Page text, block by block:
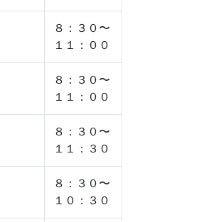
８：３０〜
１１：００
８：３０〜
１１：００
８：３０〜
１１：３０
８：３０〜
１０：３０